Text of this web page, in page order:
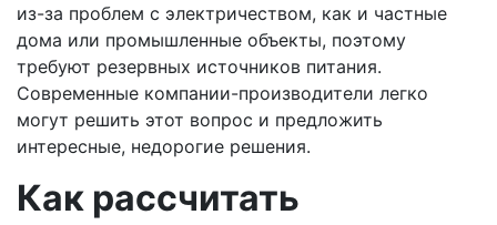
из-за проблем с электричеством, как и частные
дома или промышленные объекты, поэтому
требуют резервных источников питания.
Современные компании-производители легко
могут решить этот вопрос и предложить
интересные, недорогие решения.
Как рассчитать